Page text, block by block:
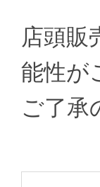
店頭販
能性が
ご了承